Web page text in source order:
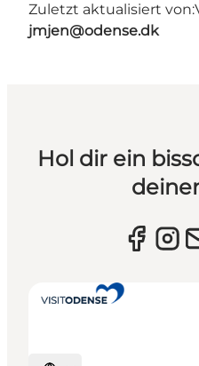
Zuletzt aktualisiert von:
jmjen@odense.dk
Hol dir ein